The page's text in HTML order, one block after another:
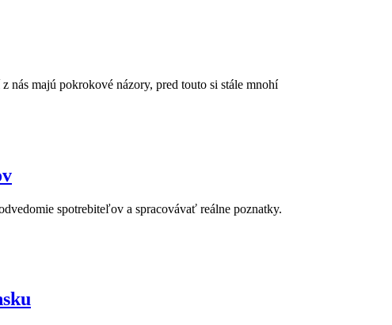
majú pokrokové názory, pred touto si stále mnohí
spotrebiteľov a spracovávať reálne poznatky.